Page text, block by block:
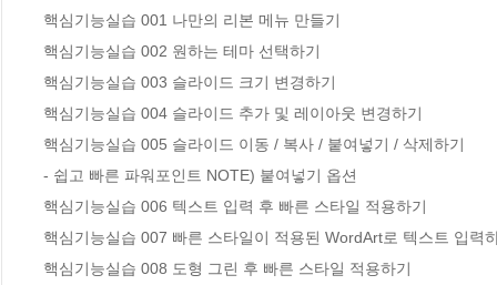
핵심기능실습 001 나만의 리본 메뉴 만들기
핵심기능실습 002 원하는 테마 선택하기
핵심기능실습 003 슬라이드 크기 변경하기
핵심기능실습 004 슬라이드 추가 및 레이아웃 변경하기
핵심기능실습 005 슬라이드 이동 / 복사 / 붙여넣기 / 삭제하기
- 쉽고 빠른 파워포인트 NOTE) 붙여넣기 옵션
핵심기능실습 006 텍스트 입력 후 빠른 스타일 적용하기
핵심기능실습 007 빠른 스타일이 적용된 WordArt로 텍스트 입력
핵심기능실습 008 도형 그린 후 빠른 스타일 적용하기